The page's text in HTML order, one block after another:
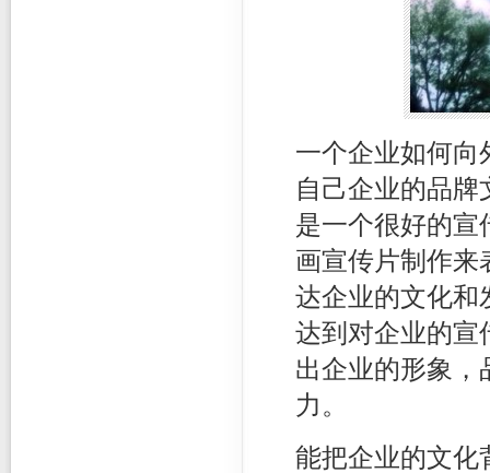
一个企业如何向
自己企业的品
是一个很好的宣
画宣传片制作来
达企业的文化和
达到对企业的宣
出企业的形象，
力。
能把企业的文化